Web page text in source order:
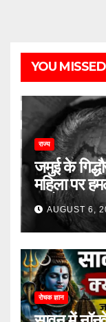
YOU MISSED
राज्य
जमुई के
महिला पर
आरोप
AUGUST 6,
रोचक ज्ञान